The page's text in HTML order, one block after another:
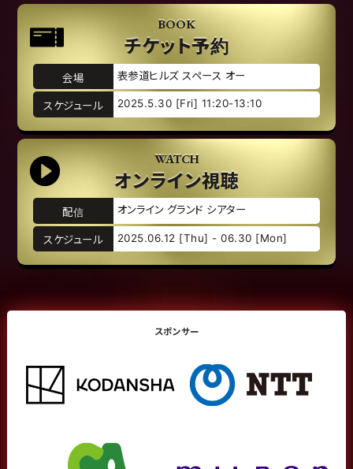
BOOK
チケット予約
会場 表参道ヒルズ スペース オー
スケジュール 2025.5.30 [Fri] 11:20-13:10
WATCH
オンライン視聴
配信 オンライン グランド シアター
スケジュール 2025.06.12 [Thu] - 06.30 [Mon]
スポンサー